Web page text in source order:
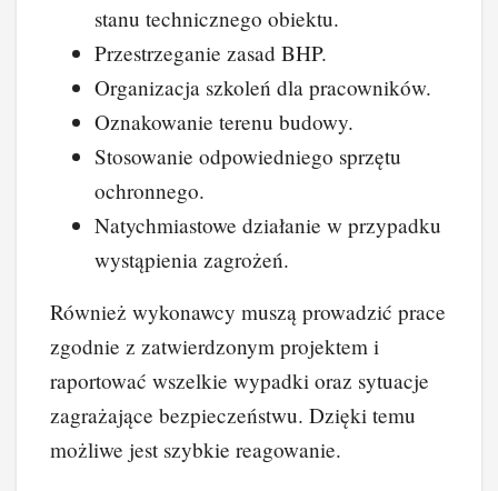
stanu technicznego obiektu.
Przestrzeganie zasad BHP.
Organizacja szkoleń dla pracowników.
Oznakowanie terenu budowy.
Stosowanie odpowiedniego sprzętu
ochronnego.
Natychmiastowe działanie w przypadku
wystąpienia zagrożeń.
Również wykonawcy muszą prowadzić prace
zgodnie z zatwierdzonym projektem i
raportować wszelkie wypadki oraz sytuacje
zagrażające bezpieczeństwu. Dzięki temu
możliwe jest szybkie reagowanie.